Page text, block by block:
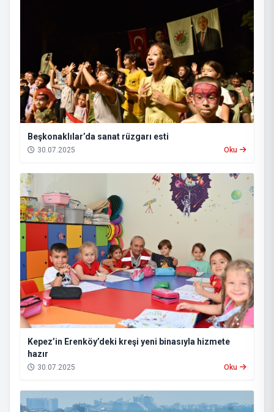
Beşkonaklılar’da sanat rüzgarı esti
30.07.2025 Oku
Kepez’in Erenköy’deki kreşi yeni binasıyla hizmete
hazır
30.07.2025 Oku